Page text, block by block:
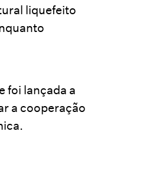
liquefeito
foi lançada a
a cooperação